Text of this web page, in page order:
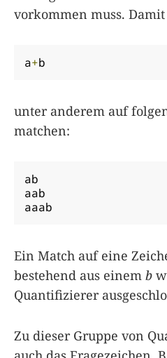
vorkommen muss.
a+b
unter anderem auf
matchen:
ab
aab
aaab
Ein Match auf eine
bestehend aus einem b
Quantifizierer
Zu dieser Gruppe von